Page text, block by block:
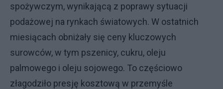
spożywczym, wynikającą z poprawy sytuacji
podażowej na rynkach światowych. W ostatnich
miesiącach obniżały się ceny kluczowych
surowców, w tym pszenicy, cukru, oleju
palmowego i oleju sojowego. To częściowo
złagodziło presję kosztową w przemyśle